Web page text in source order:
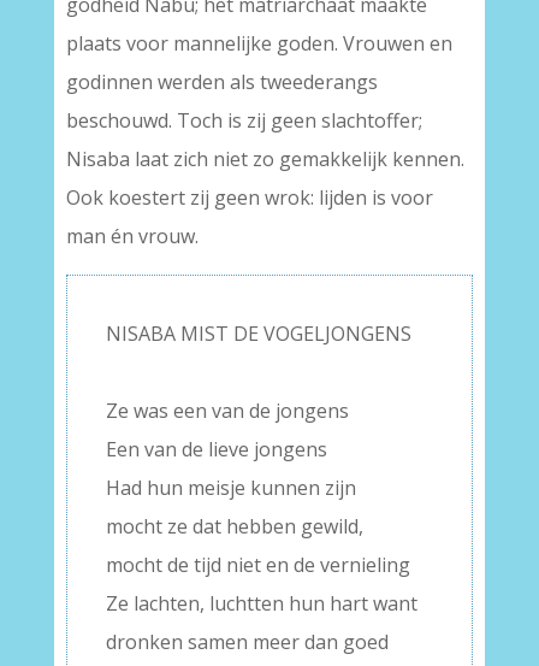
godheid Nabu; het matriarchaat maakte
plaats voor mannelijke goden. Vrouwen en
godinnen werden als tweederangs
beschouwd. Toch is zij geen slachtoffer;
Nisaba laat zich niet zo gemakkelijk kennen.
Ook koestert zij geen wrok: lijden is voor
man én vrouw.
NISABA MIST DE VOGELJONGENS
Ze was een van de jongens
Een van de lieve jongens
Had hun meisje kunnen zijn
mocht ze dat hebben gewild,
mocht de tijd niet en de vernieling
Ze lachten, luchtten hun hart want
dronken samen meer dan goed